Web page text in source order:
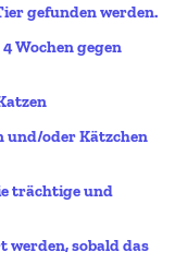
gefunden werden.
Wochen gegen
und/oder Kätzchen
trächtige und
werden, sobald das